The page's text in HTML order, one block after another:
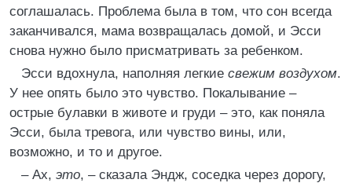
соглашалась. Проблема была в том, что сон всегда
заканчивался, мама возвращалась домой, и Эсси
снова нужно было присматривать за ребенком.
Эсси вдохнула, наполняя легкие свежим воздухом.
У нее опять было это чувство. Покалывание –
острые булавки в животе и груди – это, как поняла
Эсси, была тревога, или чувство вины, или,
возможно, и то и другое.
– Ах, это, – сказала Эндж, соседка через дорогу,